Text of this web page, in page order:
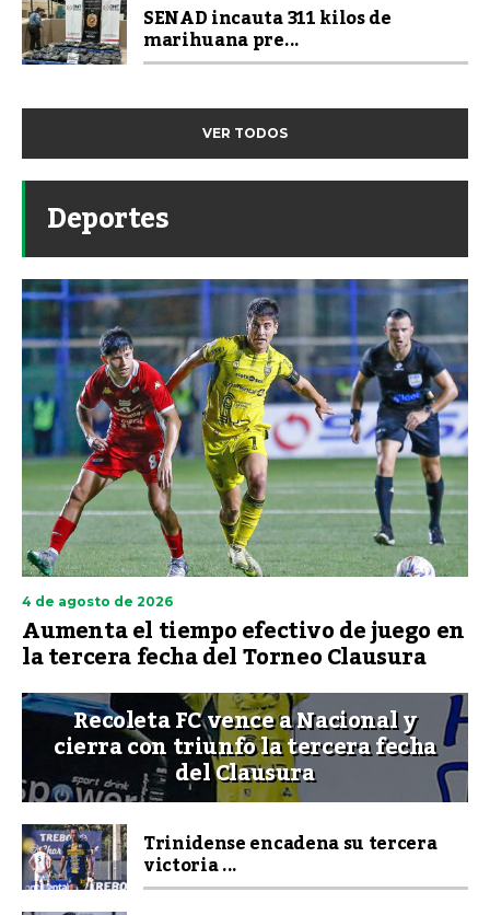
SENAD incauta 311 kilos de
marihuana pre...
VER TODOS
Deportes
4 de agosto de 2026
Aumenta el tiempo efectivo de juego en
la tercera fecha del Torneo Clausura
Recoleta FC vence a Nacional y
cierra con triunfo la tercera fecha
del Clausura
Trinidense encadena su tercera
victoria ...